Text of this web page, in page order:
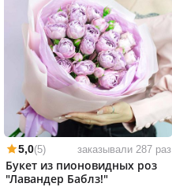
5,0(5) заказывали 287 раз
Букет из пионовидных роз
"Лавандер Баблз!"